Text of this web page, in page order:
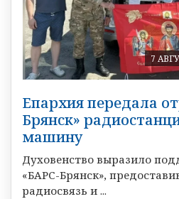
7
Епархия передала
Брянск»
машину
Духовенство выразило
«БАРС-Брянск»,
радиосвязь и ...